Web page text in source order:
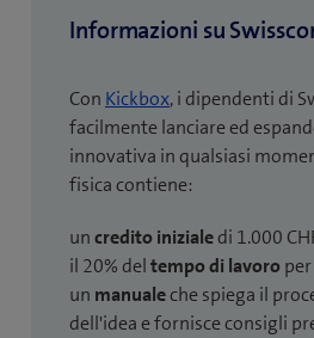
Informazioni su
Con Kickbox, i dipendenti di
facilmente lanciare ed
innovativa in qualsiasi
fisica contiene:
uncredito inizialedi 1.000
il 20% deltempo di lavoro
un manualeche spiega il
dell'idea e fornisce consigli